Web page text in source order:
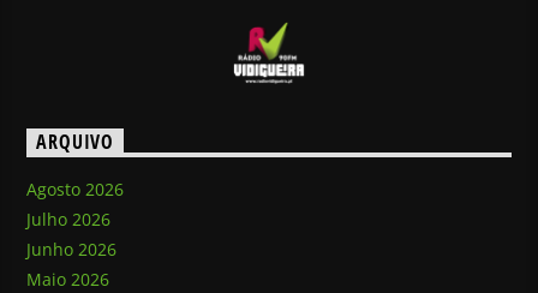
ARQUIVO
Agosto 2026
Julho 2026
Junho 2026
Maio 2026